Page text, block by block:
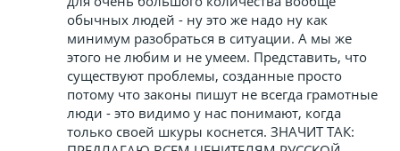
обычных людей - ну это же надо ну как
минимум разобраться в ситуации. А мы же
этого не любим и не умеем. Представить, что
существуют проблемы, созданные просто
потому что законы пишут не всегда грамотные
люди - это видимо у нас понимают, когда
только своей шкуры коснется. ЗНАЧИТ ТАК: